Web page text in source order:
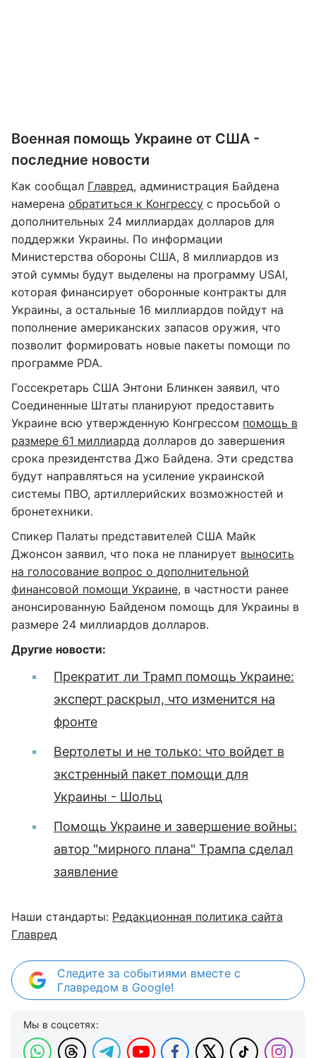
Военная помощь Украине от США -
последние новости
Как сообщал Главред, администрация Байдена
намерена обратиться к Конгрессу с просьбой о
дополнительных 24 миллиардах долларов для
поддержки Украины. По информации
Министерства обороны США, 8 миллиардов из
этой суммы будут выделены на программу USAI,
которая финансирует оборонные контракты для
Украины, а остальные 16 миллиардов пойдут на
пополнение американских запасов оружия, что
позволит формировать новые пакеты помощи по
программе PDA.
Госсекретарь США Энтони Блинкен заявил, что
Соединенные Штаты планируют предоставить
Украине всю утвержденную Конгрессом помощь в
размере 61 миллиарда долларов до завершения
срока президентства Джо Байдена. Эти средства
будут направляться на усиление украинской
системы ПВО, артиллерийских возможностей и
бронетехники.
Спикер Палаты представителей США Майк
Джонсон заявил, что пока не планирует выносить
на голосование вопрос о дополнительной
финансовой помощи Украине, в частности ранее
анонсированную Байденом помощь для Украины в
размере 24 миллиардов долларов.
Другие новости:
Прекратит ли Трамп помощь Украине:
эксперт раскрыл, что изменится на
фронте
Вертолеты и не только: что войдет в
экстренный пакет помощи для
Украины - Шольц
Помощь Украине и завершение войны:
автор "мирного плана" Трампа сделал
заявление
Наши стандарты: Редакционная политика сайта
Главред
Следите за событиями вместе с
Главредом в Google!
Мы в соцсетях: